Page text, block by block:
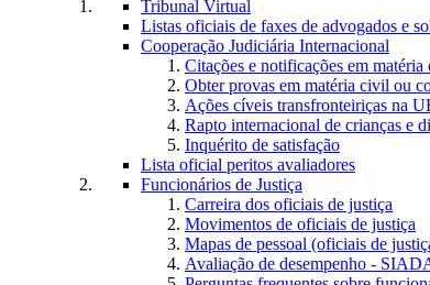
Tribunal Virtual
Listas oficiais de faxes de advogados e
Cooperação Judiciária Internacional
Citações e notificações em
Obter provas em matéria civil ou
Ações cíveis transfronteiriças na
Rapto internacional de crianças e
Inquérito de satisfação
Lista oficial peritos avaliadores
Funcionários de Justiça
Carreira dos oficiais de justiça
Movimentos de oficiais de justiça
Mapas de pessoal (oficiais de
Avaliação de desempenho -